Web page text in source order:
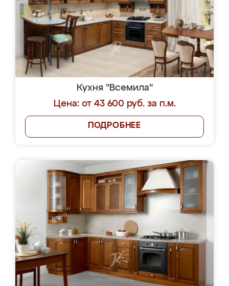
Кухня "Всемила"
Цена: от 43 600 руб. за п.м.
ПОДРОБНЕЕ